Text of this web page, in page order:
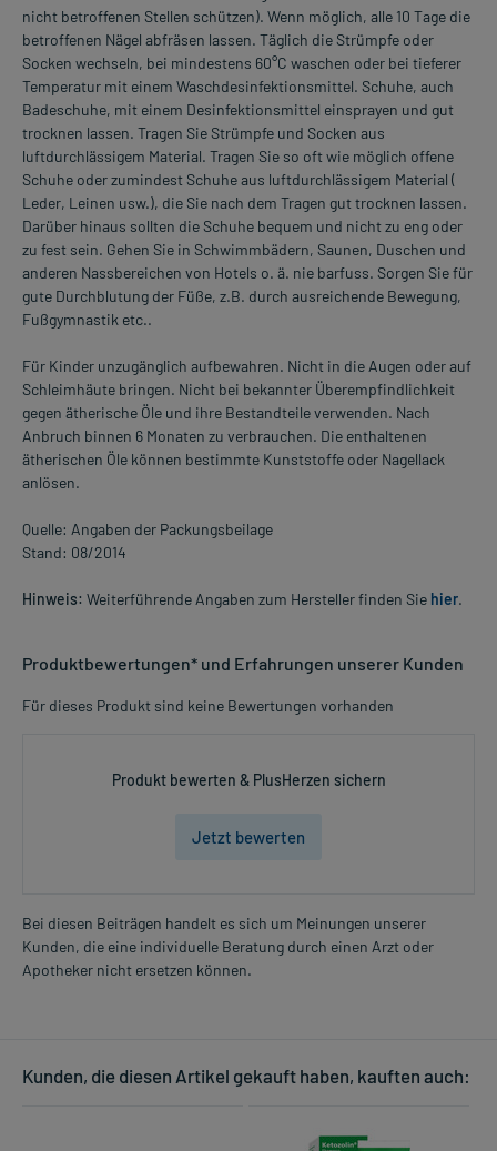
nicht betroffenen Stellen schützen). Wenn möglich, alle 10 Tage die
betroffenen Nägel abfräsen lassen. Täglich die Strümpfe oder
Socken wechseln, bei mindestens 60°C waschen oder bei tieferer
Temperatur mit einem Waschdesinfektionsmittel. Schuhe, auch
Badeschuhe, mit einem Desinfektionsmittel einsprayen und gut
trocknen lassen. Tragen Sie Strümpfe und Socken aus
luftdurchlässigem Material. Tragen Sie so oft wie möglich offene
Schuhe oder zumindest Schuhe aus luftdurchlässigem Material (
Leder, Leinen usw.), die Sie nach dem Tragen gut trocknen lassen.
Darüber hinaus sollten die Schuhe bequem und nicht zu eng oder
zu fest sein. Gehen Sie in Schwimmbädern, Saunen, Duschen und
anderen Nassbereichen von Hotels o. ä. nie barfuss. Sorgen Sie für
gute Durchblutung der Füße, z.B. durch ausreichende Bewegung,
Fußgymnastik etc..
Für Kinder unzugänglich aufbewahren. Nicht in die Augen oder auf
Schleimhäute bringen. Nicht bei bekannter Überempfindlichkeit
gegen ätherische Öle und ihre Bestandteile verwenden. Nach
Anbruch binnen 6 Monaten zu verbrauchen. Die enthaltenen
ätherischen Öle können bestimmte Kunststoffe oder Nagellack
anlösen.
Quelle: Angaben der Packungsbeilage
Stand: 08/2014
Hinweis: Weiterführende Angaben zum Hersteller finden Sie hier.
Produktbewertungen* und Erfahrungen unserer Kunden
Für dieses Produkt sind keine Bewertungen vorhanden
Produkt bewerten & PlusHerzen sichern
Jetzt bewerten
Bei diesen Beiträgen handelt es sich um Meinungen unserer
Kunden, die eine individuelle Beratung durch einen Arzt oder
Apotheker nicht ersetzen können.
Kunden, die diesen Artikel gekauft haben, kauften auch: